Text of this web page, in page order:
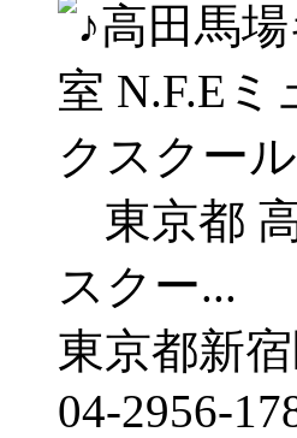
東京都
スクー...
東京都新
04-2956-